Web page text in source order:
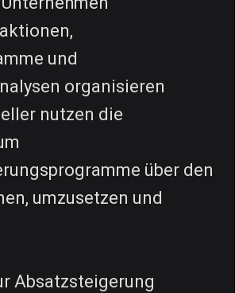
und
organisieren
nutzen die
über den
umzusetzen und
Absatzsteigerung